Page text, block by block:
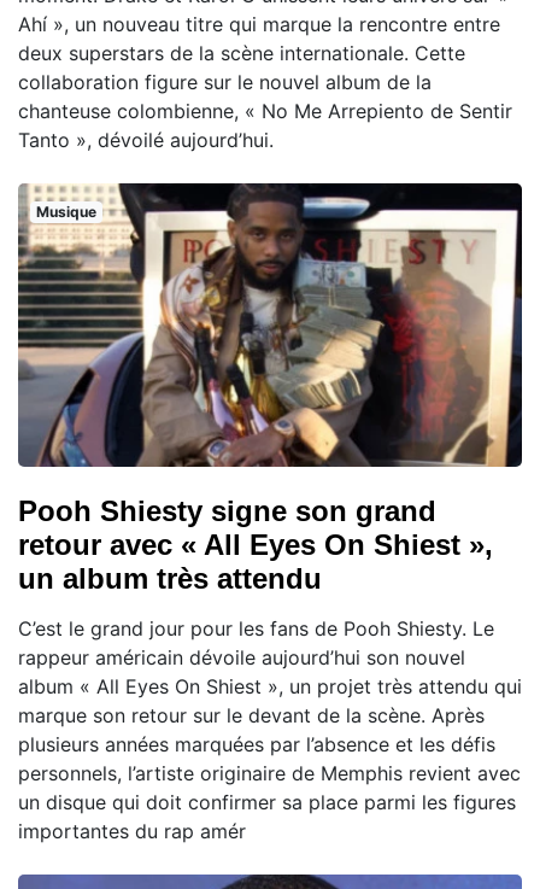
Ahí », un nouveau titre qui marque la rencontre entre
deux superstars de la scène internationale. Cette
collaboration figure sur le nouvel album de la
chanteuse colombienne, « No Me Arrepiento de Sentir
Tanto », dévoilé aujourd’hui.
Musique
Pooh Shiesty signe son grand
retour avec « All Eyes On Shiest »,
un album très attendu
C’est le grand jour pour les fans de Pooh Shiesty. Le
rappeur américain dévoile aujourd’hui son nouvel
album « All Eyes On Shiest », un projet très attendu qui
marque son retour sur le devant de la scène. Après
plusieurs années marquées par l’absence et les défis
personnels, l’artiste originaire de Memphis revient avec
un disque qui doit confirmer sa place parmi les figures
importantes du rap amér